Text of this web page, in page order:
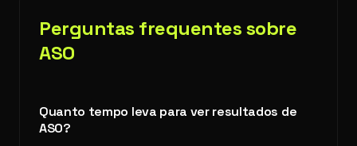
Perguntas frequentes sobre
ASO
Quanto tempo leva para ver resultados de
ASO?